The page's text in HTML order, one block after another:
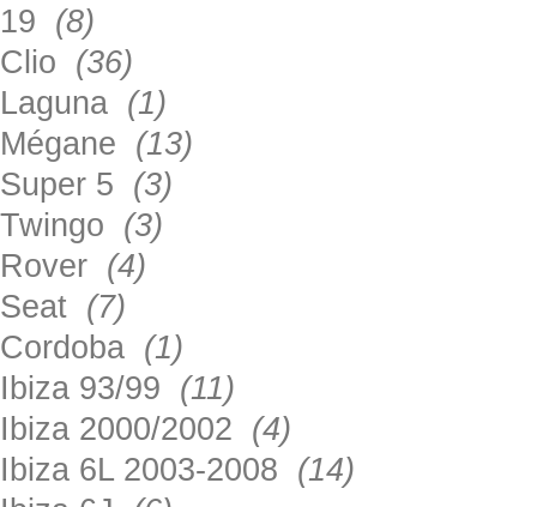
19 (8)
Clio (36)
Laguna (1)
Mégane (13)
Super 5 (3)
Twingo (3)
Rover (4)
Seat (7)
Cordoba (1)
Ibiza 93/99 (11)
Ibiza 2000/2002 (4)
Ibiza 6L 2003-2008 (14)